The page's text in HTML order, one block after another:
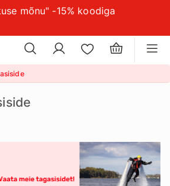
mõnu" -15% koodiga